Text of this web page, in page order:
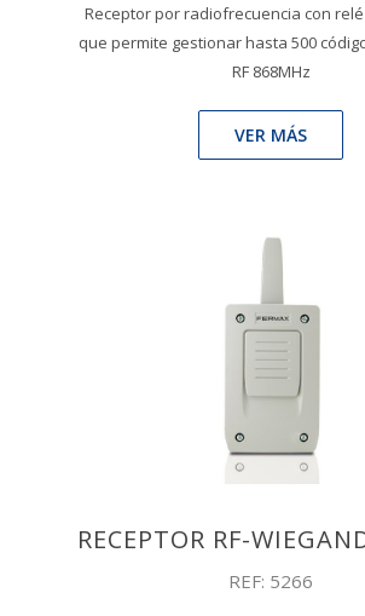
Receptor por radiofrecuencia con
que permite gestionar hasta 500
RF 868MHz
VER MÁS
RECEPTOR RF-
REF: 5266